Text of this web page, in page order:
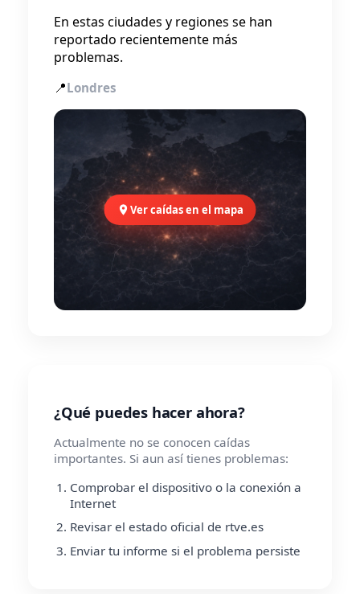
En estas ciudades y regiones se han
reportado recientemente más
problemas.
📍Londres
Ver caídas en el mapa
¿Qué puedes hacer ahora?
Actualmente no se conocen caídas
importantes. Si aun así tienes problemas:
Comprobar el dispositivo o la conexión a
Internet
Revisar el estado oficial de rtve.es
Enviar tu informe si el problema persiste